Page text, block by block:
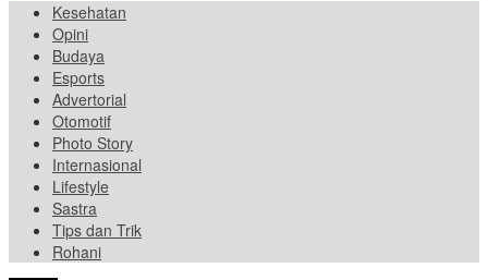
Kesehatan
Opini
Budaya
Esports
Advertorial
Otomotif
Photo Story
Internasional
Lifestyle
Sastra
Tips dan Trik
Rohani